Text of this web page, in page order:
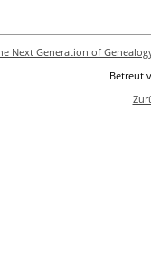
Next Generation of
Betreut